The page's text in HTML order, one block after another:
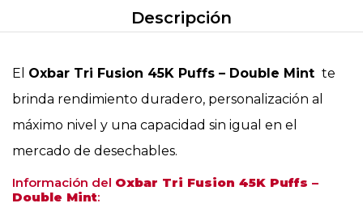
Descripción
El Oxbar Tri Fusion 45K Puffs – Double Mint te
brinda rendimiento duradero, personalización al
máximo nivel y una capacidad sin igual en el
mercado de desechables.
Información del Oxbar Tri Fusion 45K Puffs –
Double Mint: